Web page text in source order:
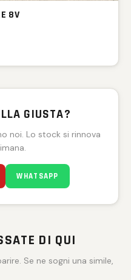
8V
GIUSTA?
noi. Lo stock si rinnova
WHATSAPP
DI QUI
Se ne sogni una simile,